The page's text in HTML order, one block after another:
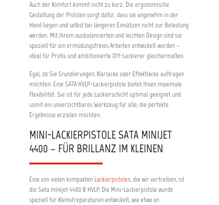
Einstellelemente Lagesichere Bügelrolle –
Farbnadel ist einfach, sicher und schnell
montierbar Drehgelenk mit neuer
Hochleistungsdichtung Eine kompakte Griff-
Form für Standard- und Digital-
PistolenOptimierte Rund- /
Breitstrahlregulierung mit einer ½ Drehung
technische Daten Einsatzbereich: 10 cm - 21 cm
o empfohlen 10 cm - 15 cm Max.
Pistoleneingangsdruck: 10,0 bar Luftverbrauch:
430 Nl/min Maximale Betriebstemperatur: 50
°C Druckluftanschluss: 1/4“ Aussengewinde
Auch der Komfort kommt nicht zu kurz. Die ergonomische
Gestaltung der Pistolen sorgt dafür, dass sie angenehm in der
Hand liegen und selbst bei längeren Einsätzen nicht zur Belastung
werden. Mit ihrem ausbalancierten und leichten Design sind sie
speziell für ein ermüdungsfreies Arbeiten entwickelt worden –
ideal für Profis und ambitionierte DIY-Lackierer gleichermaßen.
Egal, ob Sie Grundierungen, Klarlacke oder Effektlacke auftragen
möchten: Eine SATA HVLP-Lackierpistole bietet Ihnen maximale
Flexibilität. Sie ist für jede Lackierschicht optimal geeignet und
somit ein unverzichtbares Werkzeug für alle, die perfekte
Ergebnisse erzielen möchten.
MINI-LACKIERPISTOLE SATA MINIJET
4400 – FÜR BRILLANZ IM KLEINEN
Eine von vielen kompakten Lackierpistolen, die wir vertreiben, ist
die Sata minijet 4400 B HVLP. Die Mini-Lackierpistole wurde
speziell für Kleinstreparaturen entwickelt, wie etwa an